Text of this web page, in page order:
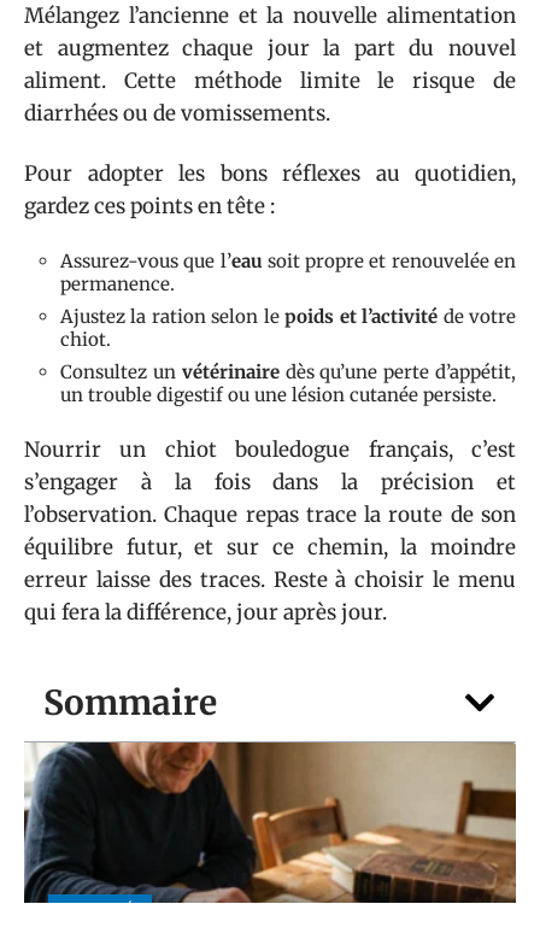
Sommaire
ACTIVITÉS
Mélangez l’ancienne et la nouvelle alimentation
et augmentez chaque jour la part du nouvel
aliment. Cette méthode limite le risque de
diarrhées ou de vomissements.
Pour adopter les bons réflexes au quotidien,
gardez ces points en tête :
Assurez-vous que l’eau soit propre et renouvelée en
permanence.
Ajustez la ration selon lepoids et l’activité de votre
chiot.
Consultez un vétérinairedès qu’une perte d’appétit,
un trouble digestif ou une lésion cutanée persiste.
Nourrir un chiot bouledogue français, c’est
s’engager à la fois dans la précision et
l’observation. Chaque repas trace la route de son
équilibre futur, et sur ce chemin, la moindre
erreur laisse des traces. Reste à choisir le menu
qui fera la différence, jour après jour.